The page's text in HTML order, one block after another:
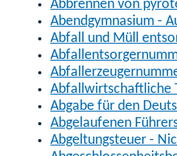
Abbrennen von
Abendgymnasium -
Abfall und Müll
Abfallwirtschaftliche
Abgabe für den
Abgelaufenen
Abgeltungsteuer -